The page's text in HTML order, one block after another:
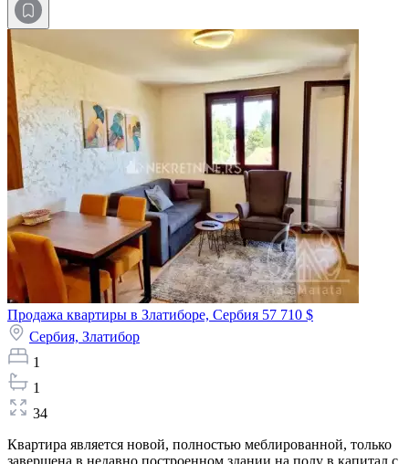
Продажа квартиры в Златиборе, Сербия 57 710 $
Сербия, Златибор
1
1
34
Квартира является новой, полностью меблированной, только
завершена в недавно построенном здании на полу в капитал с